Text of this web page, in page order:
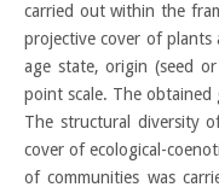
carried out within the
projective cover of plants
age state, origin (seed
point scale. The obtained
The structural diversity
cover of ecological-
of communities was